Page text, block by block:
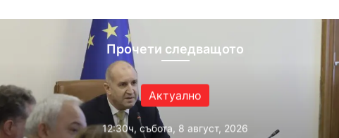
Прочети следващото
Актуално
12:30ч, събота, 8 август, 2026